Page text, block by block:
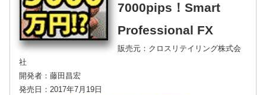
7000pips！Smart
Professional FX
販売元：クロスリテイリング株式会
社
開発者：藤田昌宏
発売日：2017年7月19日